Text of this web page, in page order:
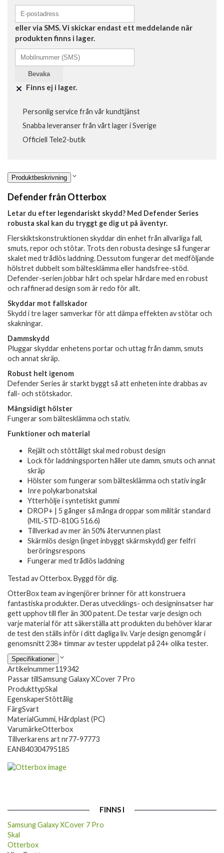
eller via SMS. Vi skickar endast ett meddelande när
produkten finns i lager.
Bevaka
Finns ej i lager.
Personlig service från vår kundtjänst
Snabba leveranser från vårt lager i Sverige
Officiell Tele2-butik
Produktbeskrivning
Defender från Otterbox
Letar du efter legendariskt skydd? Med Defender Series
robusta skal kan du tryggt ge dig ut på äventyr.
Flerskiktskonstruktionen skyddar din enhet från allvarliga fall,
smuts, repor och stötar. Trots den robusta desinge så fungerar
skalet med trådlös laddning. Dessutom fungerar det medföljande
hölstret dubbelt som bältesklämma eller handsfree-stöd.
Defender-serien jobbar hårt och spelar hårdare med en robust
och raffinerad design som är redo för allt.
Skyddar mot fallskador
Skydd i tre lager samverkar för att dämpa effekten av stötar och
skakningar.
Dammskydd
Pluggar skyddar enhetens portar och uttag från damm, smuts
och annat skräp.
Robust helt igenom
Defender Series är starkt byggt så att enheten inte drabbas av
fall- och stötskador.
Mångsidigt hölster
Fungerar som bältesklämma och stativ.
Funktioner och material
Rejält och stöttåligt skal med robust design
Lock för laddningsporten håller ute damm, smuts och annat
skräp
Hölster som fungerar som bältesklämma och stativ ingår
Inre polykarbonatskal
Ytterhölje i syntetiskt gummi
DROP+ | 5 gånger så många droppar som militär standard
(MIL-STD-810G 516.6)
Tillverkad av mer än 50% återvunnen plast
Skärmlös design (inget inbyggt skärmskydd) ger felfri
beröringsrespons
Fungerar med trådlös laddning
Testad av Otterbox. Byggd för dig.
OtterBox team av ingenjörer brinner för att konstruera
fantastiska produkter. Deras utvecklings- och designinsatser har
gett upphov till fler än 300 patent. De testar varje design och
varje material för att säkerställa att produkten du behöver klarar
de test den ställs inför i ditt dagliga liv. Varje design genomgår i
genomsnitt 238+ timmar av tester uppdelat på 24+ olika tester.
Specifikationer
Artikelnummer119342
Passar tillSamsung Galaxy XCover 7 Pro
ProdukttypSkal
EgenskaperStöttålig
FärgSvart
MaterialGummi, Hårdplast (PC)
VarumärkeOtterbox
Tillverkarens art nr77-97773
EAN840304795185
FINNS I
Samsung Galaxy XCover 7 Pro
Skal
Otterbox